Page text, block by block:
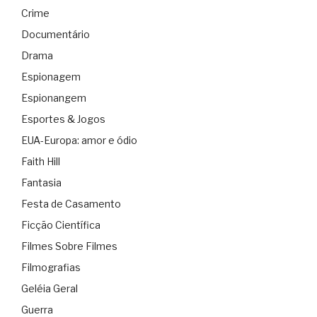
Crime
Documentário
Drama
Espionagem
Espionangem
Esportes & Jogos
EUA-Europa: amor e ódio
Faith Hill
Fantasia
Festa de Casamento
Ficção Científica
Filmes Sobre Filmes
Filmografias
Geléia Geral
Guerra